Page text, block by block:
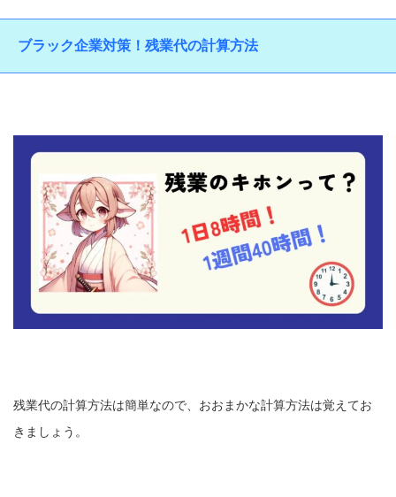
ブラック企業対策！残業代の計算方法
残業代の計算方法は簡単なので、おおまかな計算方法は覚えてお
きましょう。